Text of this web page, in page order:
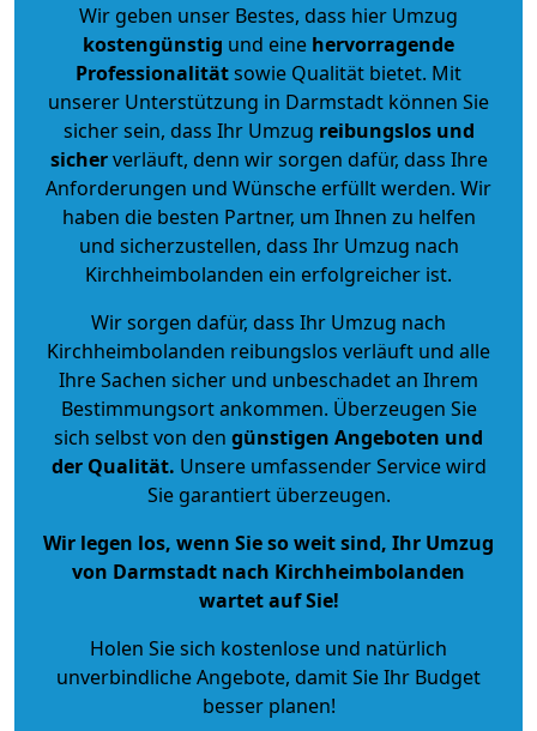
Wir geben unser Bestes, dass hier Umzug
kostengünstig und eine hervorragende
Professionalitätsowie Qualität bietet. Mit
unserer Unterstützung in Darmstadt können Sie
sicher sein, dass Ihr Umzug reibungslos und
sicherverläuft, denn wir sorgen dafür, dass Ihre
Anforderungen und Wünsche erfüllt werden. Wir
haben die besten Partner, um Ihnen zu helfen
und sicherzustellen, dass Ihr Umzug nach
Kirchheimbolanden ein erfolgreicher ist.
Wir sorgen dafür, dass Ihr Umzug nach
Kirchheimbolanden reibungslos verläuft und alle
Ihre Sachen sicher und unbeschadet an Ihrem
Bestimmungsort ankommen. Überzeugen Sie
sich selbst von den günstigen Angeboten und
der Qualität. Unsere umfassender Service wird
Sie garantiert überzeugen.
Wir legen los, wenn Sie so weit sind, Ihr Umzug
von Darmstadt nach Kirchheimbolanden
wartet auf Sie!
Holen Sie sich kostenlose und natürlich
unverbindliche Angebote, damit Sie Ihr Budget
besser planen!